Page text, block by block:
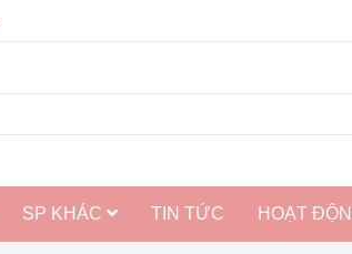
SP KHÁC TIN TỨC HOẠT